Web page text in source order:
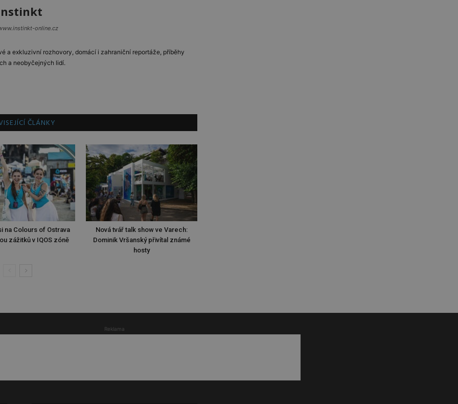
online.cz
a exkluzivní rozhovory, domácí i zahraniční reportáže, příběhy
a neobyčejných lidí.
ČLÁNKY
na Colours of Ostrava
zážitků v IQOS zóně
Nová tvář talk show ve Varech:
Dominik Vršanský přivítal známé
hosty
Reklama